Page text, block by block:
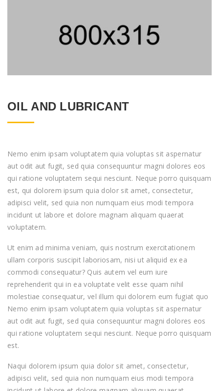
OIL AND LUBRICANT
Nemo enim ipsam voluptatem quia voluptas sit aspernatur
aut odit aut fugit, sed quia consequuntur magni dolores eos
qui ratione voluptatem sequi nesciunt. Neque porro quisquam
est, qui dolorem ipsum quia dolor sit amet, consectetur,
adipisci velit, sed quia non numquam eius modi tempora
incidunt ut labore et dolore magnam aliquam quaerat
voluptatem.
Ut enim ad minima veniam, quis nostrum exercitationem
ullam corporis suscipit laboriosam, nisi ut aliquid ex ea
commodi consequatur? Quis autem vel eum iure
reprehenderit qui in ea voluptate velit esse quam nihil
molestiae consequatur, vel illum qui dolorem eum fugiat quo
Nemo enim ipsam voluptatem quia voluptas sit aspernatur
aut odit aut fugit, sed quia consequuntur magni dolores eos
qui ratione voluptatem sequi nesciunt. Neque porro quisquam
est.
Naqui dolorem ipsum quia dolor sit amet, consectetur,
adipisci velit, sed quia non numquam eius modi tempora